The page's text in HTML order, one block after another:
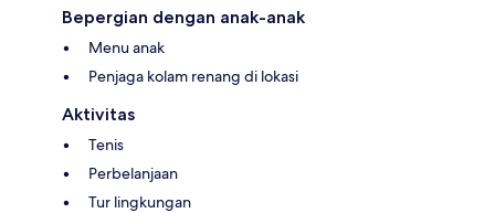
Bepergian dengan anak-anak
Menu anak
Penjaga kolam renang di lokasi
Aktivitas
Tenis
Perbelanjaan
Tur lingkungan